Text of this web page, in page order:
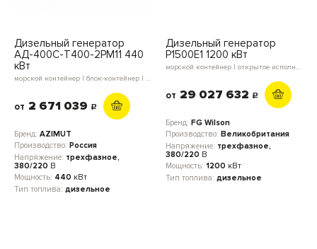
Дизельный генератор
АД-400С-Т400-2РМ11 440
кВт
морской контейнер | блок-контейнер | в кожухе | открытое исполнение
от 2 671 039 c
Бренд: AZIMUT
Производство: Россия
Напряжение: трехфазное,
380/220 В
Мощность: 440 кВт
Тип топлива: дизельное
Дизельный генератор
P1500E1 1200 кВт
морской контейнер | открытое исполнение
от 29 027 632 c
Бренд: FG Wilson
Производство: Великобритания
Напряжение: трехфазное,
380/220 В
Мощность: 1200 кВт
Тип топлива: дизельное